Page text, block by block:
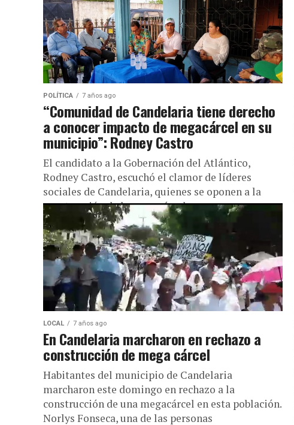
POLÍTICA 7 años ago
“Comunidad de Candelaria tiene derecho
a conocer impacto de megacárcel en su
municipio”: Rodney Castro
El candidato a la Gobernación del Atlántico,
Rodney Castro, escuchó el clamor de líderes
sociales de Candelaria, quienes se oponen a la
construcción de la megacárcel...
LOCAL 7 años ago
En Candelaria marcharon en rechazo a
construcción de mega cárcel
Habitantes del municipio de Candelaria
marcharon este domingo en rechazo a la
construcción de una megacárcel en esta población.
Norlys Fonseca, una de las personas